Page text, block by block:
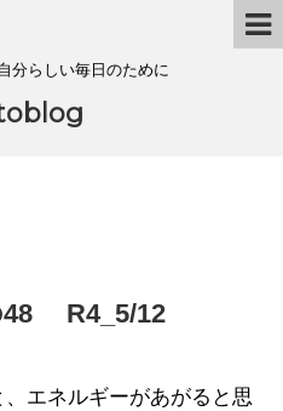
らしい毎日のために
48 R4_5/12
エネルギーがあがると思